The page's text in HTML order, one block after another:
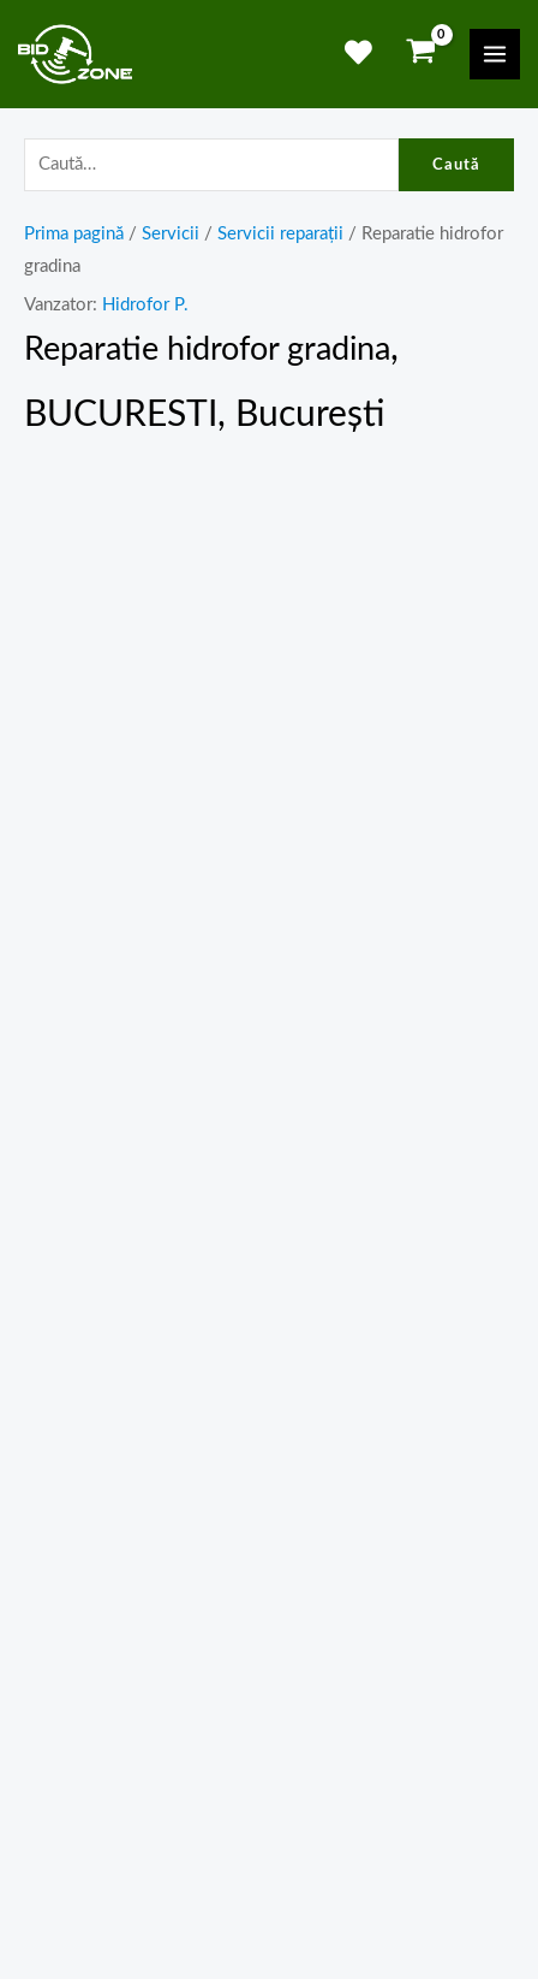
content
Caută
Prima pagină / Servicii / Servicii reparații / Reparatie hidrofor
gradina
Vanzator: Hidrofor P.
Reparatie hidrofor gradina,
BUCURESTI, București